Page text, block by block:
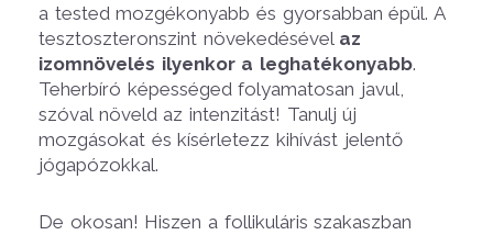
a tested mozgékonyabb és gyorsabban épül. A
tesztoszteronszint növekedésével az
izomnövelés ilyenkor a leghatékonyabb.
Teherbíró képességed folyamatosan javul,
szóval növeld az intenzitást! Tanulj új
mozgásokat és kísérletezz kihívást jelentő
jógapózokkal.
De okosan! Hiszen a follikuláris szakaszban